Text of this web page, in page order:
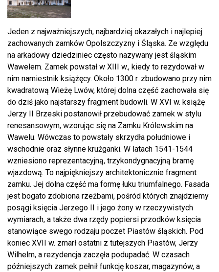
Jeden z najważniejszych, najbardziej okazałych i najlepiej
zachowanych zamków Opolszczyzny i Śląska. Ze względu
na arkadowy dziedziniec często nazywany jest śląskim
Wawelem. Zamek powstał w XIII w., kiedy to rezydował w
nim namiestnik książęcy. Około 1300 r. zbudowano przy nim
kwadratową Wieżę Lwów, której dolna część zachowała się
do dziś jako najstarszy fragment budowli. W XVI w. książę
Jerzy II Brzeski postanowił przebudować zamek w stylu
renesansowym, wzorując się na Zamku Królewskim na
Wawelu. Wówczas to powstały skrzydła południowe i
wschodnie oraz słynne krużganki. W latach 1541-1544
wzniesiono reprezentacyjną, trzykondygnacyjną bramę
wjazdową. To najpiękniejszy architektonicznie fragment
zamku. Jej dolna część ma formę łuku triumfalnego. Fasada
jest bogato zdobiona rzeźbami, pośród których znajdziemy
posągi księcia Jerzego II i jego żony w rzeczywistych
wymiarach, a także dwa rzędy popiersi przodków księcia
stanowiące swego rodzaju poczet Piastów śląskich. Pod
koniec XVII w. zmarł ostatni z tutejszych Piastów, Jerzy
Wilhelm, a rezydencja zaczęła podupadać. W czasach
późniejszych zamek pełnił funkcję koszar, magazynów, a